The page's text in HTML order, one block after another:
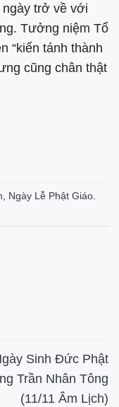
trở về với
Tưởng niệm Tổ
“kiến tánh thành
cũng chân thật
, Ngày Lễ Phật Giáo.
Sinh Đức Phật
Trần Nhân Tông
(11/11 Âm Lịch)